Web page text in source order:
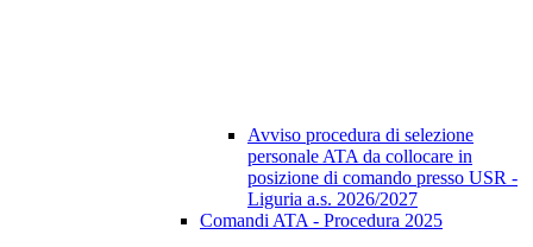
Avviso procedura di selezione
personale ATA da collocare in
posizione di comando presso USR -
Liguria a.s. 2026/2027
Comandi ATA - Procedura 2025